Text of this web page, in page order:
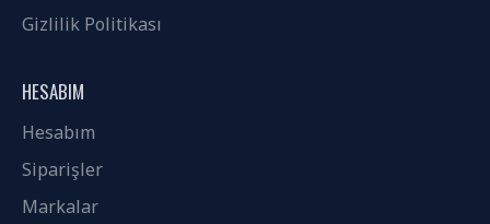
Gizlilik Politikası
HESABIM
Hesabım
Siparişler
Markalar